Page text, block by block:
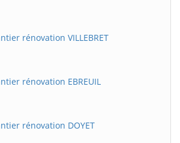
rénovation VILLEBRET
rénovation EBREUIL
rénovation DOYET